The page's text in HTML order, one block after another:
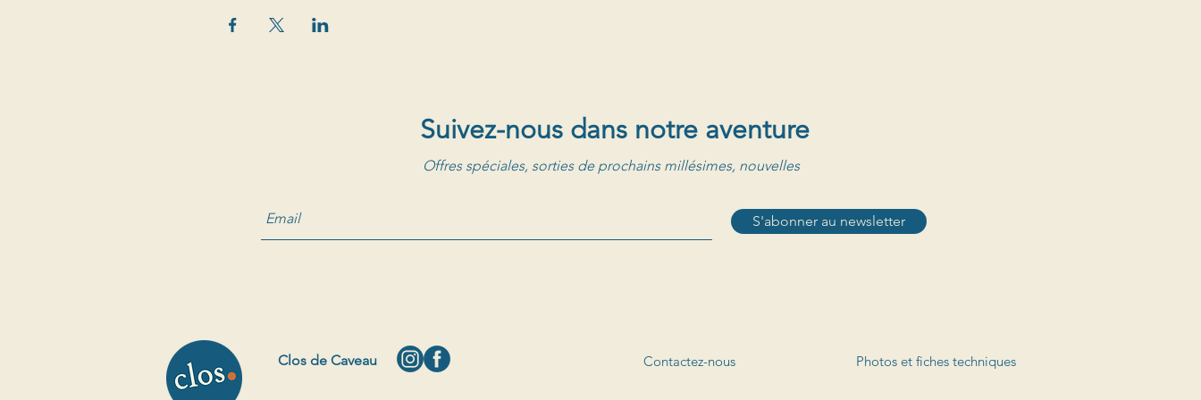
Suivez-nous dans notre aventure
Offres spéciales, sorties de prochains millésimes, nouvelles
S'abonner au newsletter
Clos de Caveau Contactez-nous Photos et fiches techniques